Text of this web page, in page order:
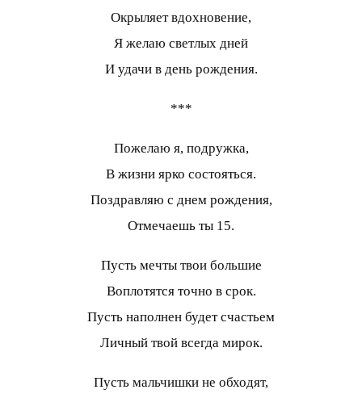
Окрыляет вдохновение,
Я желаю светлых дней
И удачи в день рождения.
***
Пожелаю я, подружка,
В жизни ярко состояться.
Поздравляю с днем рождения,
Отмечаешь ты 15.
Пусть мечты твои большие
Воплотятся точно в срок.
Пусть наполнен будет счастьем
Личный твой всегда мирок.
Пусть мальчишки не обходят,